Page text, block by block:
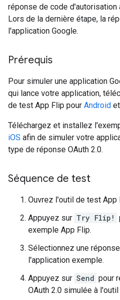
réponse de code d'autorisation
Lors de la dernière étape, la
l'application Google.
Prérequis
Pour simuler une application
qui lance votre application,
de test App Flip pour Android et
Téléchargez et installez
iOS afin de simuler votre
type de réponse OAuth 2.0.
Séquence de test
Ouvrez l'outil de test App
Appuyez sur Try Flip!
exemple App Flip.
Sélectionnez une
l'application exemple.
Appuyez sur Send pour
OAuth 2.0 simulée à